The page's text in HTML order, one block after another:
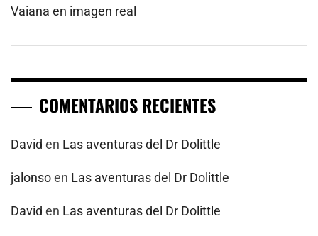
Vaiana en imagen real
COMENTARIOS RECIENTES
David en Las aventuras del Dr Dolittle
jalonsoen Las aventuras del Dr Dolittle
David en Las aventuras del Dr Dolittle